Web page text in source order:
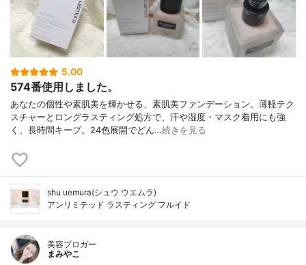
5.00
574番使用しました。
あなたの個性や素肌美を輝かせる、素肌美ファンデーション。薄軽テク
スチャーとロングラスティング処方で、汗や湿度・マスク着用にも強
く、長時間キープ。24色展開でどん…続きを見る
shu uemura(シュウ ウエムラ)
アンリミテッド ラスティング フルイド
美容ブロガー
まみやこ